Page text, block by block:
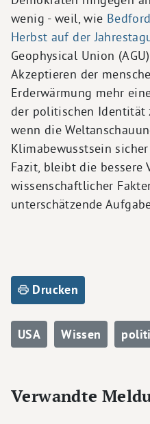
wenig - weil, wie
Herbst auf der
Geophysical Union
Akzeptieren der
Erderwärmung mehr
der politischen Identität
wenn die
Klimabewusstsein
Fazit, bleibt die bessere
wissenschaftlicher
unterschätzende
Drucken
USA Wissen
Verwandte